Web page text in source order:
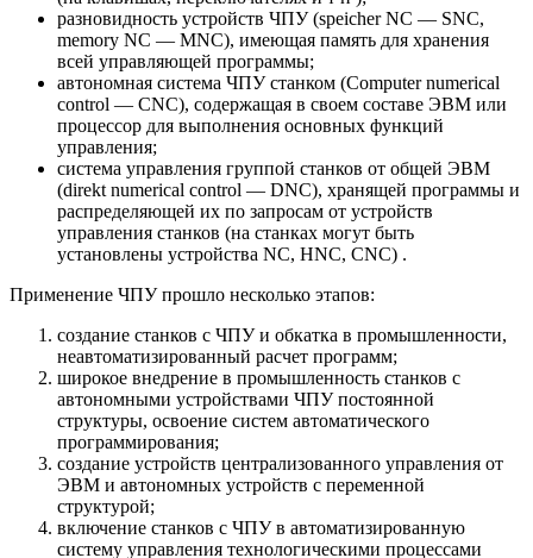
разновидность устройств ЧПУ (speicher NC — SNC,
memory NC — MNC), имеющая память для хранения
всей управляющей программы;
автономная система ЧПУ станком (Computer numerical
control — CNC), содержащая в своем составе ЭВМ или
процессор для выполнения основных функций
управления;
система управления группой станков от общей ЭВМ
(direkt numerical control — DNC), хранящей программы и
распределяющей их по запросам от устройств
управления станков (на станках могут быть
установлены устройства NC, HNC, CNC) .
Применение ЧПУ прошло несколько этапов:
создание станков с ЧПУ и обкатка в промышленности,
неавтоматизированный расчет программ;
широкое внедрение в промышленность станков с
автономными устройствами ЧПУ постоянной
структуры, освоение систем автоматического
программирования;
создание устройств централизованного управления от
ЭВМ и автономных устройств с переменной
структурой;
включение станков с ЧПУ в автоматизированную
систему управления технологическими процессами